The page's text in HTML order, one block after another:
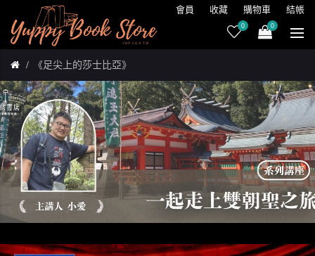
會員 收藏 購物車 結帳
0 0
《足尖上的莎士比亞》